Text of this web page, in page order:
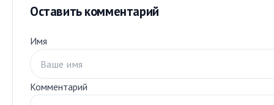
Оставить комментарий
Имя
Комментарий